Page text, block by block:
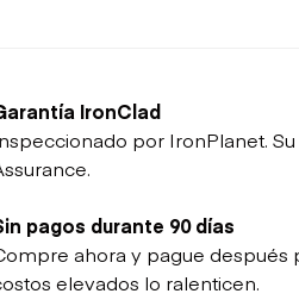
IronClad
por IronPlanet.
pagos durante 90 días
ahora y pague después
elevados lo ralenticen.